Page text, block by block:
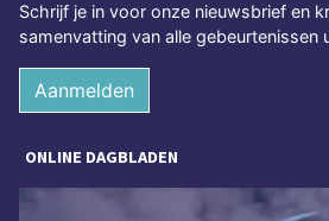
Schrijf je in voor onze nieuwsbrief en
samenvatting van alle gebeurtenissen
Aanmelden
ONLINE DAGBLADEN